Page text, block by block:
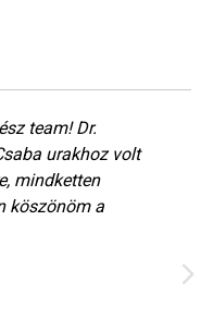
team! Dr.
urakhoz volt
mindketten
köszönöm a